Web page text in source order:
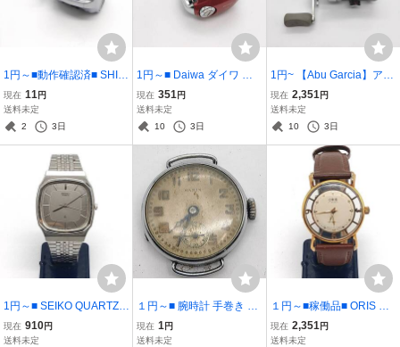
1円～■動作確認済■ SHIM
ANO シマノ デジタナ DIG
ITANA SLS 小船 500 船用
リール 右ハンドル ベイト
【13272】
現在 11円
送料未定
2
3日
1円～■ Daiwa ダイワ ス
マック レッドチューン S
MAK RED TUNE 100R ベ
イトリール レッド系 右利
状品【13273】
現在 351円
送料未定
10
3日
1円~ 【Abu Garcia】ア
ブ・ガルシア アンバサダ
ー SM3600C ベイトリー
ル 釣り具 フィッシング リ
現在 2,351円
送料未定
10
3日
1円～■ SEIKO QUARTZ
セイコー クォーツ 7431-5
000 【13255】メンズ腕
現在 910円
送料未定
１円～■ 腕時計 手巻き ア
ンティーク MARIN ヴィン
テージ ビンテージ 古物 レ
現在 1円
送料未定
１円～■稼働品■ ORIS オ
リス スケルトン 17石 手
巻き ボーイズ腕時計 【13
現在 2,351 円
送料未定